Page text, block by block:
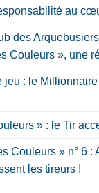
au
des
Couleurs », une
jeu : le
» : le Tir
Couleurs » n° 6 :
les tireurs !